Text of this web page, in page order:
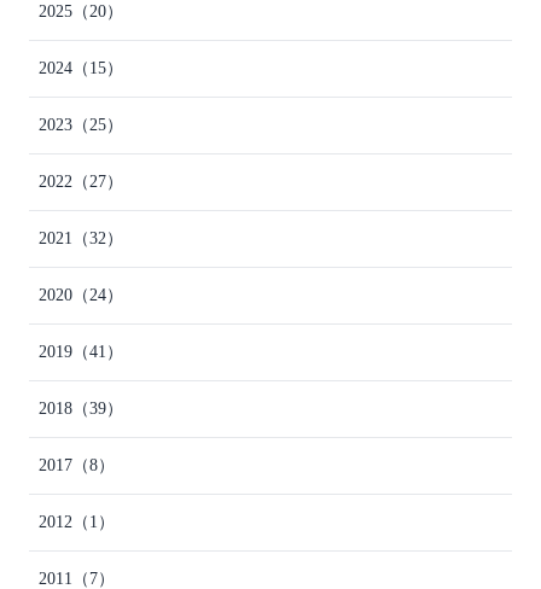
2025 （20）
2024 （15）
2023 （25）
2022 （27）
2021 （32）
2020 （24）
2019 （41）
2018 （39）
2017 （8）
2012 （1）
2011 （7）